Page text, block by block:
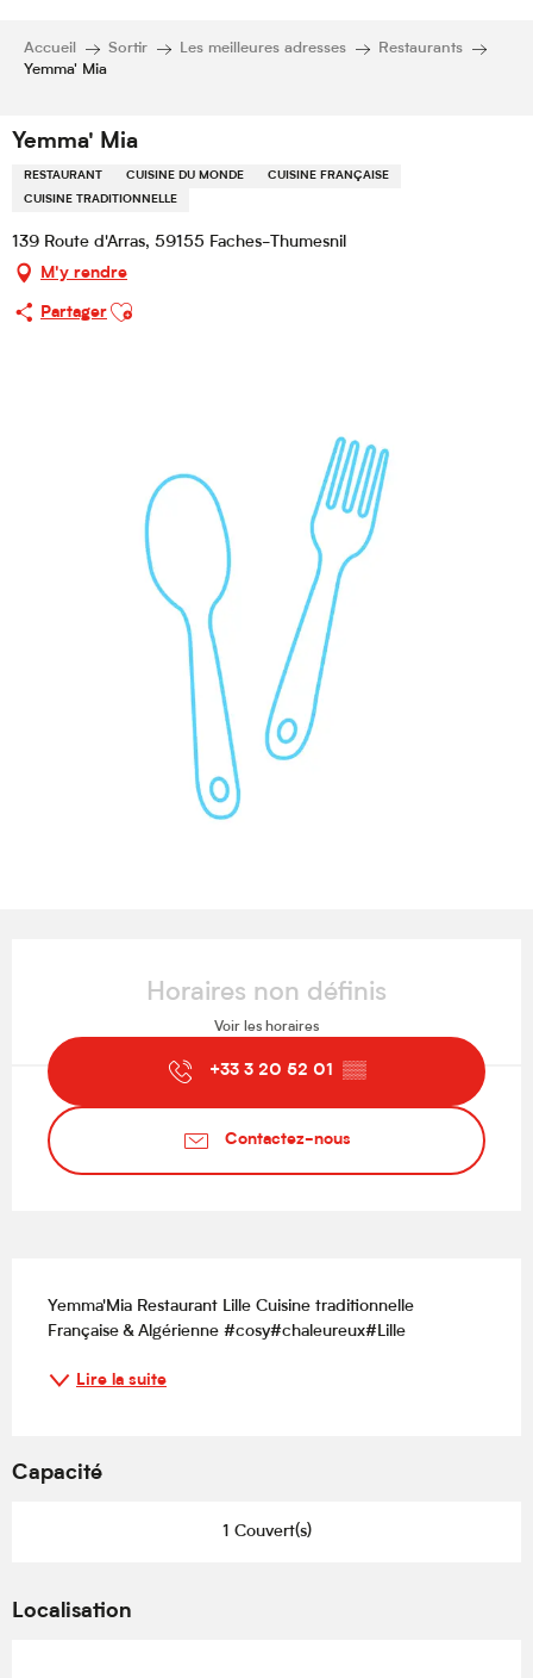
Accueil Sortir Les meilleures adresses
Restaurants
Yemma' Mia
Yemma' Mia
RESTAURANT CUISINE DU MONDE
CUISINE FRANÇAISE
CUISINE TRADITIONNELLE
139 Route d'Arras, 59155 Faches-Thumesnil
M'y rendre
Partager
Ajouter aux favoris
Horaires non définis
Voir les horaires
+33 3 20 52 01 ▒▒
Contactez-nous
Yemma'Mia Restaurant Lille Cuisine traditionnelle
Française & Algérienne #cosy#chaleureux#Lille
Lire la suite
Capacité
1 Couvert(s)
Localisation